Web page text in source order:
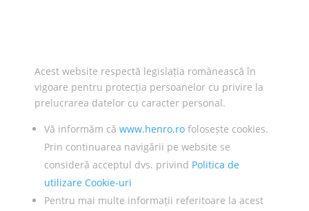
Acest website respectă legislația românească în
vigoare pentru protecția persoanelor cu privire la
prelucrarea datelor cu caracter personal.
Vă informăm că www.henro.ro folosește cookies.
Prin continuarea navigării pe website se
consideră acceptul dvs. privind Politica de
utilizare Cookie-uri
Pentru mai multe informații referitoare la acest